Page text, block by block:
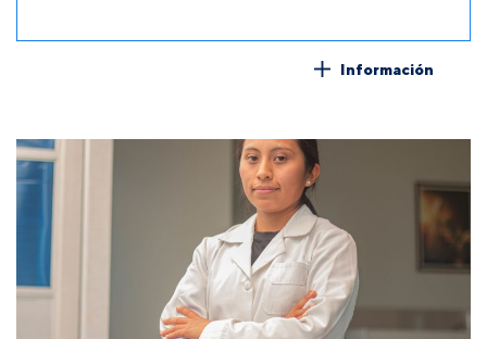
Información